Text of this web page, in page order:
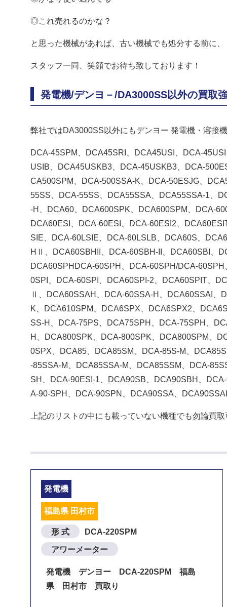
◎これ売れるのかな？
と思った機械があれば、古い機械でも処分する前に
スタッフ一同、笑顔でお待ち致しております！
発電機/デンヨ－/DA3000SS以外の買取
弊社ではDA3000SS以外にもデンヨー 発電機・溶接
DCA-45SPM、DCA45SRI、DCA45USI、DCA-
USIB、DCA45USKB3、DCA-45USKB3、DCA-
CA500SPM、DCA-500SSA-K、DCA-50ESJG、
55SS、DCA-55SS、DCA55SSA、DCA55SSA-1、
-H、DCA60、DCA600SPK、DCA600SPM、DCA-
DCA60ESI、DCA-60ESI、DCA-60ESI2、
SIE、DCA-60LSIE、DCA-60LSLB、DCA60S、
HⅡ、DCA60SBHII、DCA-60SBH-II、DCA60SBI、
DCA60SPHDCA-60SPH、DCA-60SPH/DCA-
0SPI、DCA-60SPI、DCA60SPI-2、DCA60SPIT、
Ⅱ、DCA60SSAH、DCA-60SSA-H、DCA60SSAI
K、DCA610SPM、DCA6SPX、DCA6SPX2、
SS-H、DCA-75PS、DCA75SPH、DCA-75SPH、
H、DCA800SPK、DCA-800SPK、DCA800SPM、
0SPX、DCA85、DCA85SM、DCA-85S-M、
-85SSA-M、DCA85SSA-M、DCA85SSM、DCA-
SH、DCA-90ESI-1、DCA90SB、DCA90SBH、
A-90-SPH、DCA-90SPN、DCA90SSA、
上記のリストの中にも載っていない機種でも勿論買
発電機
福島県 田村市
形 式 DCA-220SPM
アワーメーター
発電機 デンヨー DCA-220SPM 福島
県 田村市 買取り